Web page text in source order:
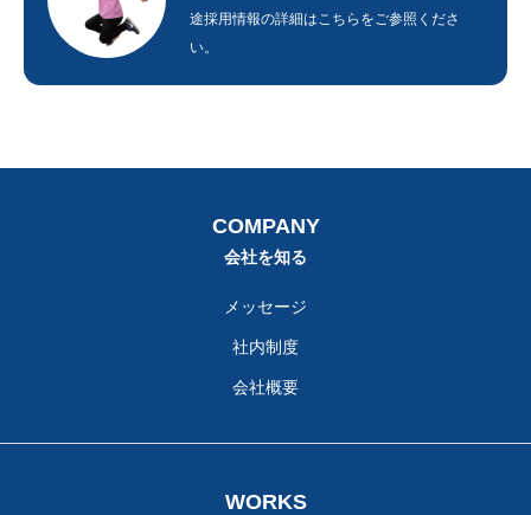
途採用情報の詳細はこちらをご参照くださ
い。
COMPANY
会社を知る
メッセージ
社内制度
会社概要
WORKS